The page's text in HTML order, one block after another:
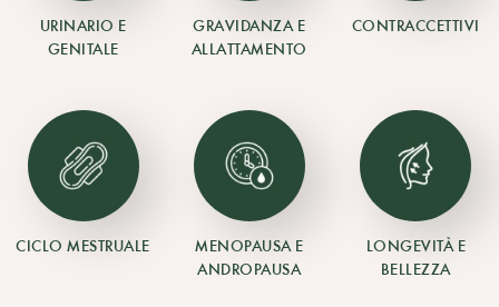
URINARIO E
GENITALE
GRAVIDANZA E
ALLATTAMENTO
CONTRACCETTIVI
CICLO MESTRUALE
MENOPAUSA E
ANDROPAUSA
LONGEVITÀ E
BELLEZZA